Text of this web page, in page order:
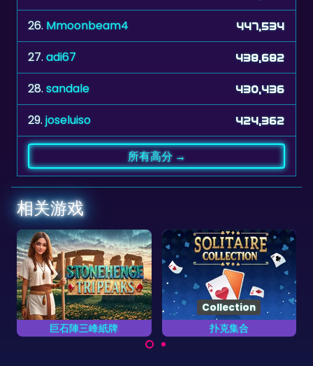
27. adi67 438,682
28. sandale 430,436
29. joseluiso 424,362
相关游戏
巨石陣三峰紙牌
除这个夏威夷纸牌游戏
的所有扑克。
扑克集合
Collection
完成所有13个集合的扑克
游戏。